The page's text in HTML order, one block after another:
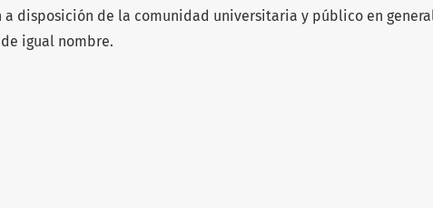
a disposición de la comunidad universitaria y público en
igual nombre.